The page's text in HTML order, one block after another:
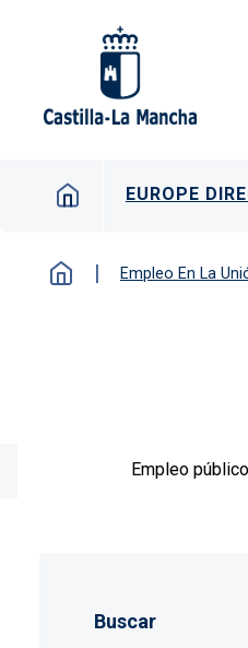
Navegación
EUROPE
Empleo En La
Empleo público
Buscar